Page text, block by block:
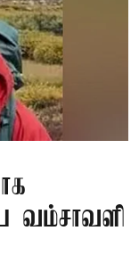
வம்சாவளி